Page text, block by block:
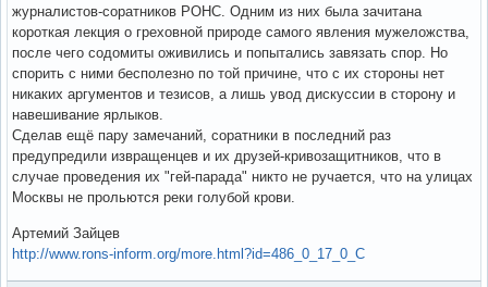
журналистов-соратников РОНС. Одним из них была зачитана
короткая лекция о греховной природе самого явления мужеложства,
после чего содомиты оживились и попытались завязать спор. Но
спорить с ними бесполезно по той причине, что с их стороны нет
никаких аргументов и тезисов, а лишь увод дискуссии в сторону и
навешивание ярлыков.
Сделав ещё пару замечаний, соратники в последний раз
предупредили извращенцев и их друзей-кривозащитников, что в
случае проведения их "гей-парада" никто не ручается, что на улицах
Москвы не прольются реки голубой крови.
Артемий Зайцев
http://www.rons-inform.org/more.html?id=486_0_17_0_C